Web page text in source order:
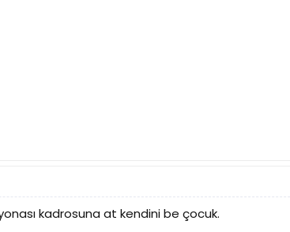
kadrosuna at kendini be çocuk.